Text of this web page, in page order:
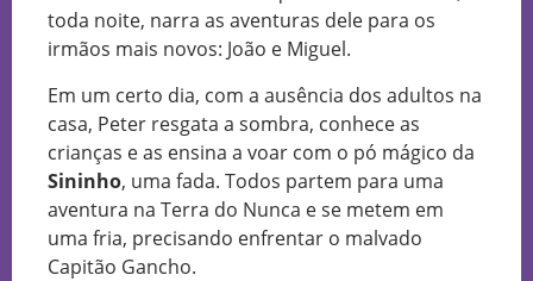
toda noite, narra as aventuras dele para os
irmãos mais novos: João e Miguel.
Em um certo dia, com a ausência dos adultos na
casa, Peter resgata a sombra, conhece as
crianças e as ensina a voar com o pó mágico da
Sininho, uma fada. Todos partem para uma
aventura na Terra do Nunca e se metem em
uma fria, precisando enfrentar o malvado
Capitão Gancho.